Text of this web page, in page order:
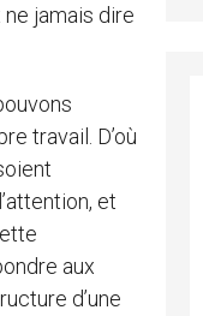
jamais dire
travail. D’où
et
aux
d’une